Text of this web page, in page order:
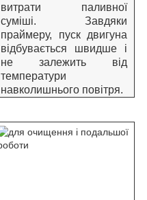
витрати паливної
суміші. Завдяки
праймеру, пуск двигуна
відбувається швидше і
не залежить від
температури
навколишнього повітря.